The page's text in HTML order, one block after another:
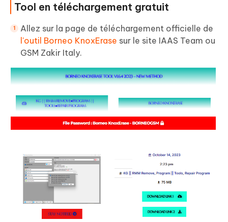
Tool en téléchargement gratuit
Allez sur la page de téléchargement officielle de
l'outil Borneo KnoxErase sur le site IAAS Team ou
GSM Zakir Italy.